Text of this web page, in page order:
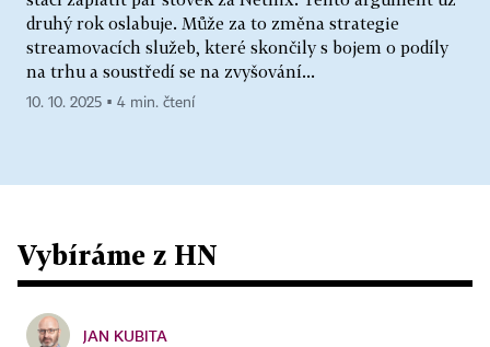
druhý rok oslabuje. Může za to změna strategie
streamovacích služeb, které skončily s bojem o podíly
na trhu a soustředí se na zvyšování...
10. 10. 2025 ▪ 4 min. čtení
Vybíráme z HN
JAN KUBITA